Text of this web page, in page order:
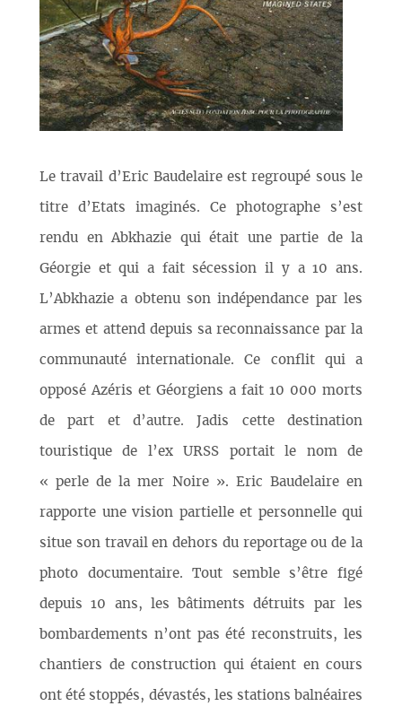
Le travail d’Eric Baudelaire est regroupé sous le
titre d’Etats imaginés. Ce photographe s’est
rendu en Abkhazie qui était une partie de la
Géorgie et qui a fait sécession il y a 10 ans.
L’Abkhazie a obtenu son indépendance par les
armes et attend depuis sa reconnaissance par la
communauté internationale. Ce conflit qui a
opposé Azéris et Géorgiens a fait 10 000 morts
de part et d’autre. Jadis cette destination
touristique de l’ex URSS portait le nom de
« perle de la mer Noire ». Eric Baudelaire en
rapporte une vision partielle et personnelle qui
situe son travail en dehors du reportage ou de la
photo documentaire. Tout semble s’être figé
depuis 10 ans, les bâtiments détruits par les
bombardements n’ont pas été reconstruits, les
chantiers de construction qui étaient en cours
ont été stoppés, dévastés, les stations balnéaires